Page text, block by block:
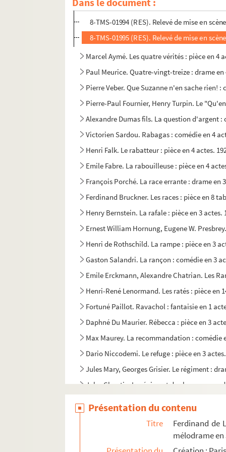
8-TMS-01993 (RES). Relevé de mise en
8-TMS-01994 (RES). Relevé de mise en
8-TMS-01995 (RES). Relevé de mise en
Marcel Aymé. Les quatre vérités : pièce en 4
Paul Meurice. Quatre-vingt-treize : drame
Pierre Veber. Que Suzanne n'en sache rien! :
Pierre-Paul Fournier, Henry Turpin. Le
Alexandre Dumas fils. La question d'argent :
Victorien Sardou. Rabagas : comédie en 4
Henri Falk. Le rabatteur : pièce en 4 actes.
Emile Fabre. La rabouilleuse : pièce en 4
François Porché. La race errante : drame en
Ferdinand Bruckner. Les races : pièce en 8
Henry Bernstein. La rafale : pièce en 3 actes.
Ernest William Hornung, Eugene W.
Henri de Rothschild. La rampe : pièce en 3
Gaston Salandri. La rançon : comédie en 3
Emile Erckmann, Alexandre Chatrian. Les
Henri-René Lenormand. Les ratés : pièce en
Fortuné Paillot. Ravachol : fantaisie en 1
Daphné Du Maurier. Rébecca : pièce en 3
Max Maurey. La recommandation : comédie
Dario Niccodemi. Le refuge : pièce en 3
Jules Mary, Georges Grisier. Le régiment :
Jules Claretie. Le régiment de champagne :
André Castelot. La reine galante : comédie
Alexandre Dumas, Auguste Maquet. La
Présentation du contenu
Titre
Ferdinand de
mélodrame en